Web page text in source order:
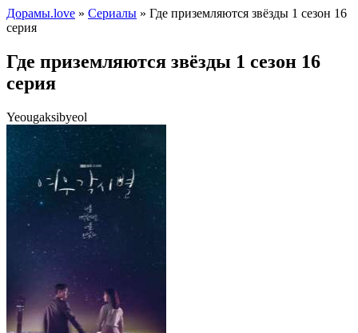
Дорамы.love » Сериалы » Где приземляются звёзды 1 сезон 16
серия
Где приземляются звёзды 1 сезон 16
серия
Yeougaksibyeol